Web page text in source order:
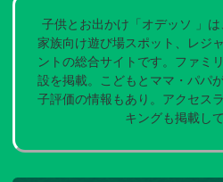
子供とお出かけ「オデッソ 」
家族向け遊び場スポット、レジ
ントの総合サイトです。ファミ
設を掲載。こどもとママ・パパ
子評価の情報もあり。アクセス
キングも掲載し